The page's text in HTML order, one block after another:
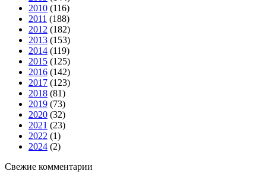
2010 (116)
2011 (188)
2012 (182)
2013 (153)
2014 (119)
2015 (125)
2016 (142)
2017 (123)
2018 (81)
2019 (73)
2020 (32)
2021 (23)
2022 (1)
2024 (2)
Свежие комментарии